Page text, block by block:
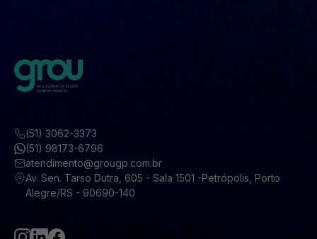
(51) 3062-3373
(51) 98173-6796
atendimento@grougp.com.br
Av. Sen. Tarso Dutra, 605 - Sala 1501 -Petrópolis, Porto
Alegre/RS - 90690-140